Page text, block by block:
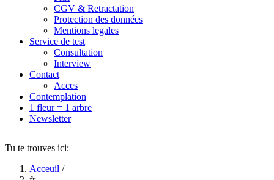
CGV & Retractation
Protection des données
Mentions legales
Service de test
Consultation
Interview
Contact
Acces
Contemplation
1 fleur = 1 arbre
Newsletter
Tu te trouves ici:
Acceuil /